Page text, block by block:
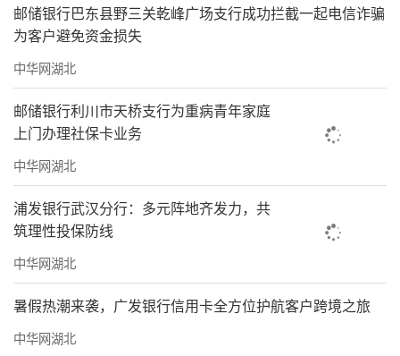
邮储银行巴东县野三关乾峰广场支行成功拦截一起电信诈骗
为客户避免资金损失
中华网湖北
邮储银行利川市天桥支行为重病青年家庭
上门办理社保卡业务
中华网湖北
浦发银行武汉分行：多元阵地齐发力，共
筑理性投保防线
中华网湖北
暑假热潮来袭，广发银行信用卡全方位护航客户跨境之旅
中华网湖北